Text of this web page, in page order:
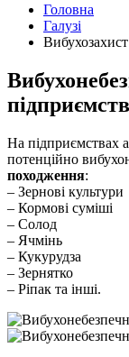
Головна
Галузі
підприємств
На підприємствах
потенційно
походження:
– Зернові культури
– Кормові суміші
– Солод
– Ячмінь
– Кукурудза
– Зернятко
– Ріпак та інші.